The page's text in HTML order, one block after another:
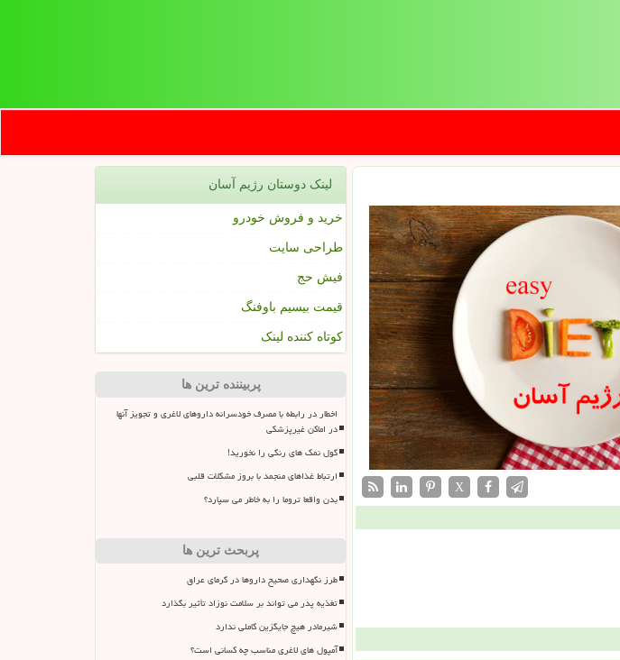
X
لینک دوستان رژیم آسان
خرید و فروش خودرو
طراحی سایت
فیش حج
قیمت بیسیم باوفنگ
کوتاه کننده لینک
پربیننده ترین ها
اخطار در رابطه با مصرف خودسرانه داروهای لاغری و تجویز آنها
در اماکن غیرپزشکی
گول نمک های رنگی را نخورید!
ارتباط غذاهای منجمد با بروز مشکلات قلبی
بدن واقعا تروما را به خاطر می سپارد؟
پربحث ترین ها
طرز نگهداری صحیح داروها در گرمای عراق
تغذیه پدر می تواند بر سلامت نوزاد تأثیر بگذارد
شیرمادر هیچ جایگزین کاملی ندارد
آمپول های لاغری مناسب چه کسانی است؟